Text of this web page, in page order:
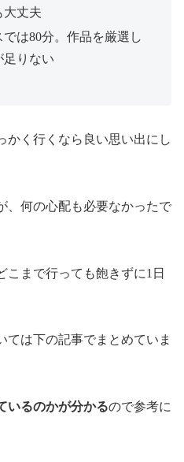
大丈夫
は80分。作品を厳選し
足りない
かく行くなら良い思い出にし
、何の心配も必要なかったで
こまで行っても飽きずに1日
ては下の記事でまとめていま
いるのかが分かるので参考に